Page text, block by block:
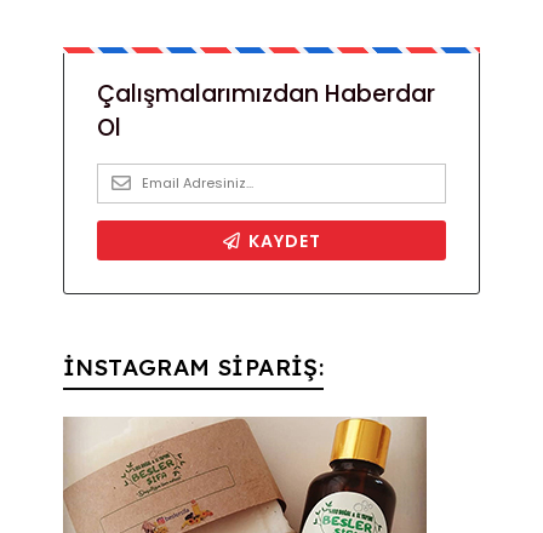
İNSTAGRAM SİPARİŞ: